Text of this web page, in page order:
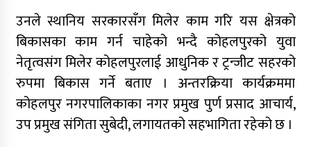
उनले स्थानिय सरकारसँग मिलेर काम गरि यस क्षेत्रको
बिकासका काम गर्न चाहेको भन्दै कोहलपुरको युवा
नेतृत्वसंग मिलेर कोहलपुरलाई आधुनिक र ट्रन्जीट सहरको
रुपमा बिकास गर्ने बताए । अन्तरक्रिया कार्यक्रममा
कोहलपुर नगरपालिकाका नगर प्रमुख पुर्ण प्रसाद आचार्य,
उप प्रमुख संगिता सुबेदी, लगायतको सहभागिता रहेको छ ।